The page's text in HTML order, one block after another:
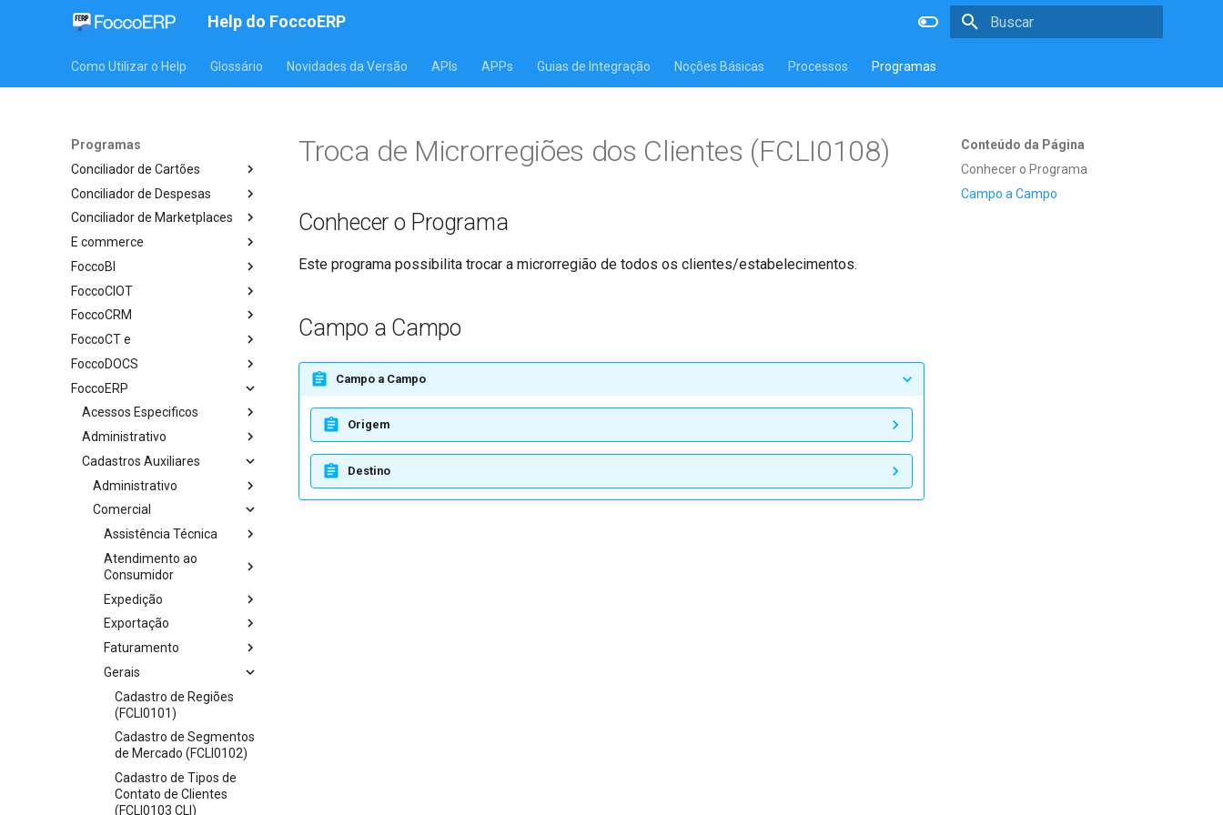
Help do FoccoERP
Como Utilizar o Help Glossário Novidades da Versão APIs APPs Guias de Integração Noções Básicas Processos Programas
Programas
Conciliador de Cartões
Conciliador de Despesas
Conciliador de Marketplaces
E commerce
FoccoBI
FoccoCIOT
FoccoCRM
FoccoCT e
FoccoDOCS
FoccoERP
Acessos Especificos
Administrativo
Cadastros Auxiliares
Administrativo
Comercial
Assistência Técnica
Atendimento ao
Consumidor
Expedição
Exportação
Faturamento
Gerais
Cadastro de Regiões
(FCLI0101)
Cadastro de Segmentos
de Mercado (FCLI0102)
Cadastro de Tipos de
Contato de Clientes
(FCLI0103 CLI)
Conteúdo da Página
Conhecer o Programa
Campo a Campo
Troca de Microrregiões dos Clientes (FCLI0108)
Conhecer o Programa
Este programa possibilita trocar a microrregião de todos os clientes/estabelecimentos.
Campo a Campo
Campo a Campo
Origem
Destino